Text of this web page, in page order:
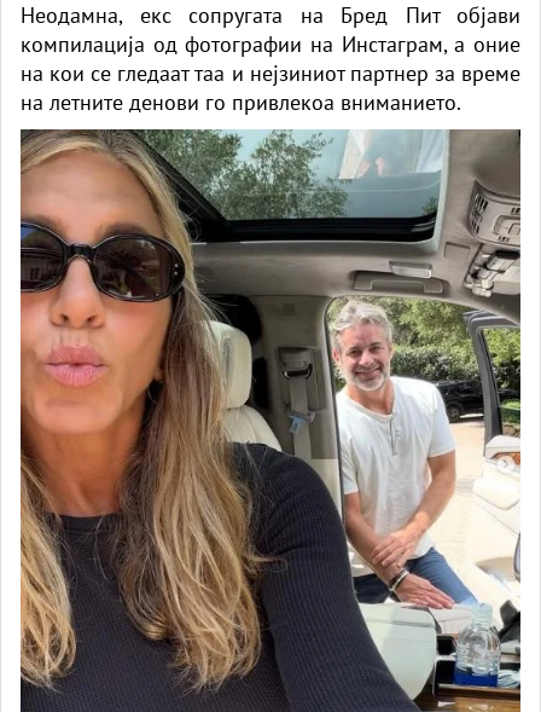
Неодамна, екс сопругата на Бред Пит објави
компилација од фотографии на Инстаграм, а оние
на кои се гледаат таа и нејзиниот партнер за време
на летните денови го привлекоа вниманието.